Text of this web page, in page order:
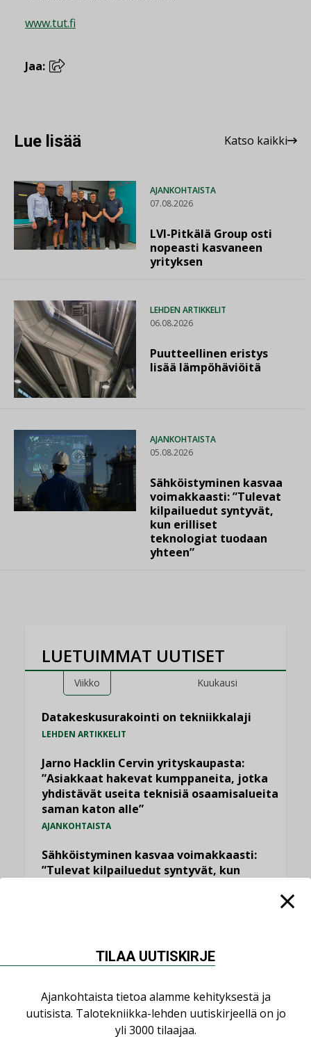
www.tut.fi
Jaa:
Lue lisää Katso kaikki
AJANKOHTAISTA
07.08.2026
LVI-Pitkälä Group osti
nopeasti kasvaneen
yrityksen
LEHDEN ARTIKKELIT
06.08.2026
Puutteellinen eristys
lisää lämpöhäviöitä
AJANKOHTAISTA
05.08.2026
Sähköistyminen kasvaa
voimakkaasti: ”Tulevat
kilpailuedut syntyvät,
kun erilliset
teknologiat tuodaan
yhteen”
LUETUIMMAT UUTISET
Viikko Kuukausi
Datakeskusurakointi on tekniikkalaji
LEHDEN ARTIKKELIT
Jarno Hacklin Cervin yrityskaupasta:
”Asiakkaat hakevat kumppaneita, jotka
yhdistävät useita teknisiä osaamisalueita
saman katon alle”
AJANKOHTAISTA
Sähköistyminen kasvaa voimakkaasti:
”Tulevat kilpailuedut syntyvät, kun
LEHDEN ARTIKKELIT
vakiinnuttavat asemansa taloyhtiöissä
LEHDEN ARTIKKELIT,TILAAJILLE
TILAA UUTISKIRJE
Ajankohtaista tietoa alamme kehityksestä ja
uutisista. Talotekniikka-lehden uutiskirjeellä on jo
yli 3000 tilaajaa.